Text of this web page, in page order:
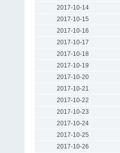
2017-10-14
2017-10-15
2017-10-16
2017-10-17
2017-10-18
2017-10-19
2017-10-20
2017-10-21
2017-10-22
2017-10-23
2017-10-24
2017-10-25
2017-10-26